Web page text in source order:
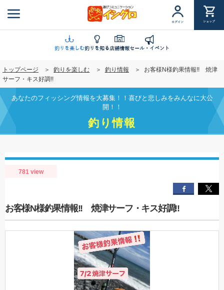
ン
ツ
移
動
ログイン ショップ
釣りを楽しむ釣りを知る店舗情報セール・イベント
トップページ 釣りを楽しむ 釣り情報
お客様N様釣果情報!! 焼津
サーフ・キス好調!!
あなたのフィッシング情報を大募集！！喜びと悲しみをみんなに大公
開！！
釣り情報
781 view
お客様N様釣果情報!! 焼津サーフ・キス好調!!